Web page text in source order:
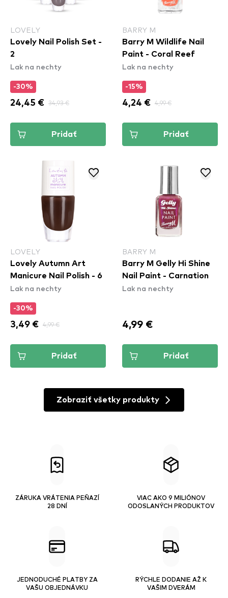
LOVELY
Lovely Nail Polish Set -
2
Lak na nechty
-30%
24,45 € 34,93 €
Pridať
BARRY M
Barry M Wildlife Nail
Paint - Coral Reef
Lak na nechty
-15%
4,24 € 4,99 €
Pridať
LOVELY
Lovely Autumn Art
Manicure Nail Polish - 6
Lak na nechty
-30%
3,49 € 4,99 €
Pridať
BARRY M
Barry M Gelly Hi Shine
Nail Paint - Carnation
Lak na nechty
4,99 €
Pridať
Zobraziť všetky produkty
ZÁRUKA VRÁTENIA PEŇAZÍ
28 DNÍ
VIAC AKO 9 MILIÓNOV
ODOSLANÝCH PRODUKTOV
JEDNODUCHÉ PLATBY ZA
VAŠU OBJEDNÁVKU
RÝCHLE DODANIE AŽ K
VAŠIM DVERÁM